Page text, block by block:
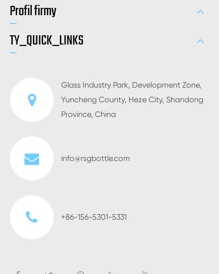
Profil firmy
TY_QUICK_LINKS
Glass Industry Park, Development Zone,
Yuncheng County, Heze City, Shandong
Province, China
info@rsgbottle.com
+86-156-5301-5331